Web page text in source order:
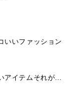
いいファッション
アイテムそれが…